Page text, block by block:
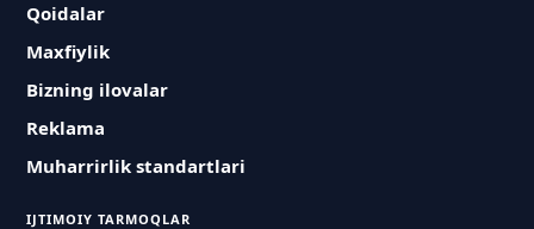
Qoidalar
Maxfiylik
Bizning ilovalar
Reklama
Muharrirlik standartlari
IJTIMOIY TARMOQLAR